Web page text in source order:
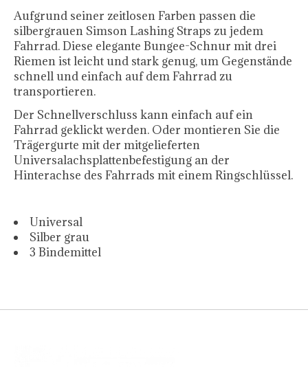
Aufgrund seiner zeitlosen Farben passen die
silbergrauen Simson Lashing Straps zu jedem
Fahrrad. Diese elegante Bungee-Schnur mit drei
Riemen ist leicht und stark genug, um Gegenstände
schnell und einfach auf dem Fahrrad zu
transportieren.
Der Schnellverschluss kann einfach auf ein
Fahrrad geklickt werden. Oder montieren Sie die
Trägergurte mit der mitgelieferten
Universalachsplattenbefestigung an der
Hinterachse des Fahrrads mit einem Ringschlüssel.
Universal
Silber grau
3 Bindemittel